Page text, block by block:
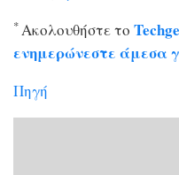
*Ακολουθήστε το
ενημερώνεστε άμεσα
Πηγή